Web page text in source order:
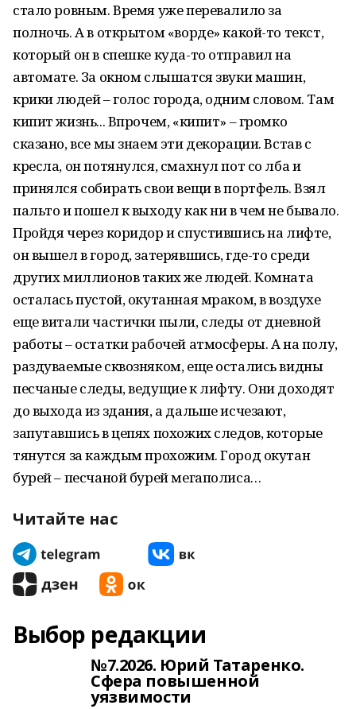
стало ровным. Время уже перевалило за
полночь. А в открытом «ворде» какой-то текст,
который он в спешке куда-то отправил на
автомате. За окном слышатся звуки машин,
крики людей – голос города, одним словом. Там
кипит жизнь... Впрочем, «кипит» – громко
сказано, все мы знаем эти декорации. Встав с
кресла, он потянулся, смахнул пот со лба и
принялся собирать свои вещи в портфель. Взял
пальто и пошел к выходу как ни в чем не бывало.
Пройдя через коридор и спустившись на лифте,
он вышел в город, затерявшись, где-то среди
других миллионов таких же людей. Комната
осталась пустой, окутанная мраком, в воздухе
еще витали частички пыли, следы от дневной
работы – остатки рабочей атмосферы. А на полу,
раздуваемые сквозняком, еще остались видны
песчаные следы, ведущие к лифту. Они доходят
до выхода из здания, а дальше исчезают,
запутавшись в цепях похожих следов, которые
тянутся за каждым прохожим. Город окутан
бурей – песчаной бурей мегаполиса…
Читайте нас
Выбор редакции
№7.2026. Юрий Татаренко.
Сфера повышенной
уязвимости